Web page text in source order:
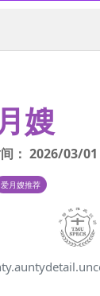
嫂
： 2026/03/01
爱月嫂推荐